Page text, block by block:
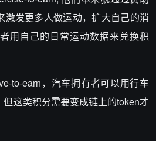
激发更多人做运动，扩大自己的消
用自己的日常运动数据来兑换积
to-earn，汽车拥有者可以用行车
这类积分需要变成链上的token才